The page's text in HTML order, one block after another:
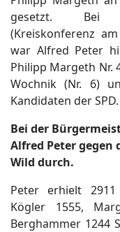
gesetzt. Bei
(Kreiskonferenz
war Alfred Peter
Philipp Margeth Nr.
Wochnik (Nr. 6)
Kandidaten der SPD.
Bei der
Alfred Peter
Wild durch.
Peter erhielt
Kögler 1555,
Berghammer 1244